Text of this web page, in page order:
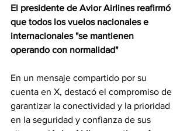
El presidente de Avior Airlines reafirmó
que todos los vuelos nacionales e
internacionales "se mantienen
operando con normalidad"
En un mensaje compartido por su
cuenta en X, destacó el compromiso de
garantizar la conectividad y la prioridad
en la seguridad y confianza de sus